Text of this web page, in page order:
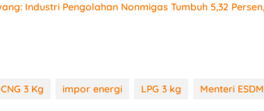
Industri Pengolahan Nonmigas Tumbuh 5,32
CNG 3 Kg impor energi LPG 3 kg Menteri ESDM